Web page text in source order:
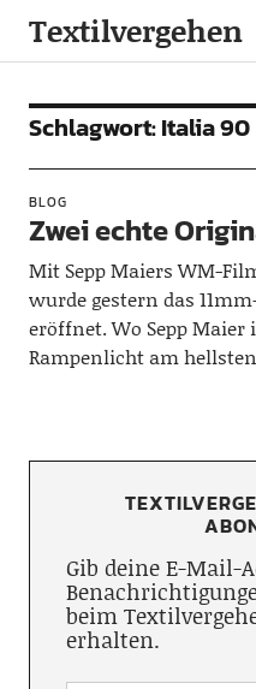
Textilvergehen
Schlagwort:Italia 90
BLOG
Zwei echte
Mit Sepp Maiers WM-
wurde gestern das
eröffnet. Wo Sepp Maier
Rampenlicht am
Gib deine E-Mail-
beim
erhalten.